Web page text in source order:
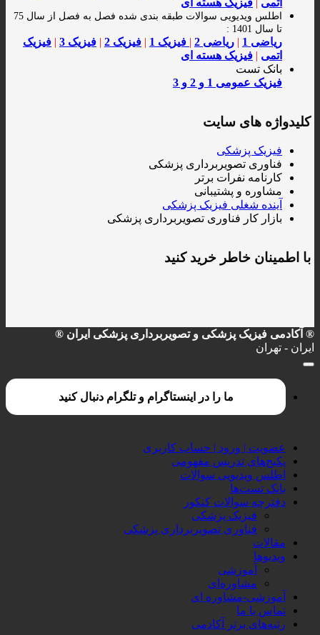
اتمی | فیزیک هسته ای
اطلس ویدیویی سوالات طبقه بندی شده فصل به فصل از سال 75
تا سال 1401 :
ریاضی 1 | ریاضی 2 | فیزیک 1 | فیزیک 2 | فیزیک 3 | فیزیک
اتمی | فیزیک هسته ای
بانک تست
فیزیک عمومی 1 و 2 و 3
کلیدواژه های سایت
فیزیک پزشکی
فناوری تصویربرداری پزشکی
کارنامه نفرات برتر
مشاوره و پشتیبانی
آینده شغلی فیزیک پزشکی
بازار کار فناوری تصویربرداری پزشکی
با اطمینان خاطر خرید کنید
® آکادمی فیزیک پزشکی و تصویربرداری پزشکی ایران ®
ایران - تهران
ما را در اینستاگرام و تلگرام دنبال کنید
عضویت | ورود | حساب کاربری
پکیج‌های تدریس مفهومی
اطلس ویدیویی سوالات
بانک تست‌ها
دفترچه سوالات کنکور
فیزیک پزشکی
فناوری تصویربرداری پزشکی
مقالات
ویدیوها
آموزشی
مشاوره‌ای
آموزشی-مشاوره ای
تماس با ما
رتبه‌های برتر آکادمی